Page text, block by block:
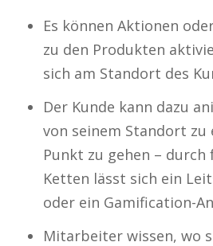
Es können Aktionen
zu den Produkten
sich am Standort des
Der Kunde kann dazu
von seinem Standort zu
Punkt zu gehen –
Ketten lässt sich ein
oder ein Gamification-
Mitarbeiter wissen, wo